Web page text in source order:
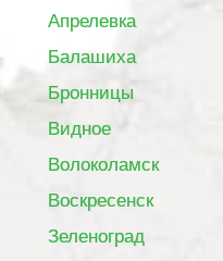
Апрелевка
Балашиха
Бронницы
Видное
Волоколамск
Воскресенск
Зеленоград